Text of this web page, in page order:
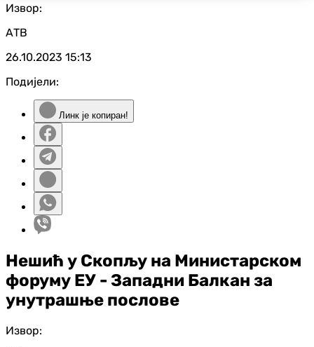
Извор:
АТВ
26.10.2023 15:13
Подијели:
Линк је копиран!
Нешић у Скопљу на Министарском
форуму ЕУ - Западни Балкан за
унутрашње послове
Извор: